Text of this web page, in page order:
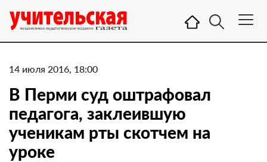
14 июля 2016, 18:00
В Перми суд оштрафовал
педагога, заклеившую
ученикам рты скотчем на
уроке